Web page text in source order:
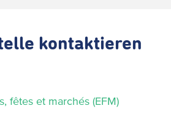
kontaktieren
fêtes et marchés (EFM)